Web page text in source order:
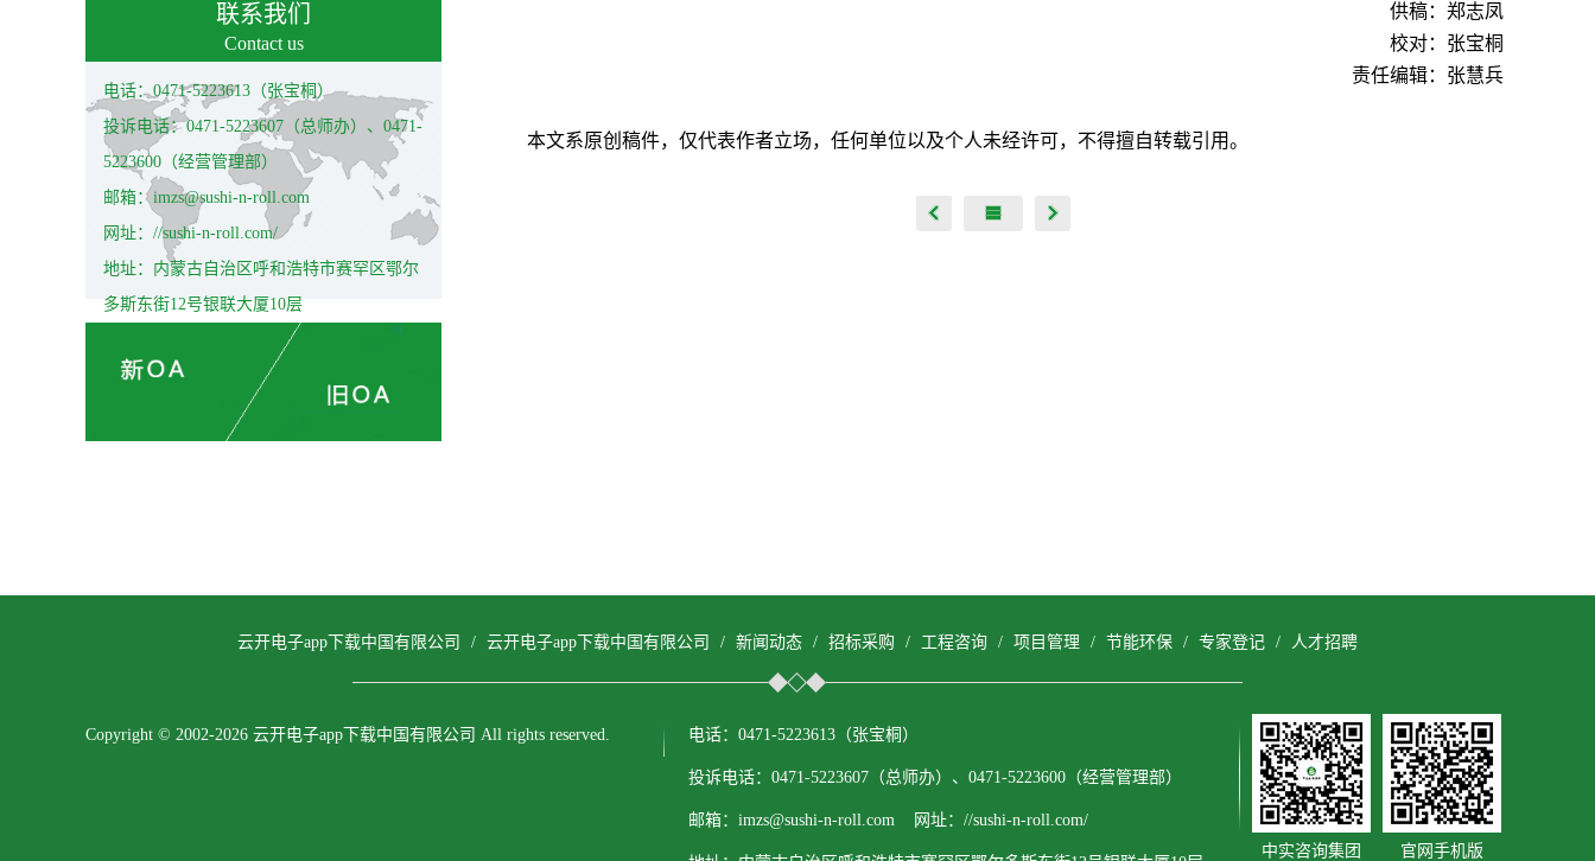
联系我们
Contact us
电话：0471-5223613（张宝桐）
投诉电话：0471-5223607（总师办）、0471-
5223600（经营管理部）
邮箱：imzs@sushi-n-roll.com
网址：//sushi-n-roll.com/
地址：内蒙古自治区呼和浩特市赛罕区鄂尔
多斯东街12号银联大厦10层
供稿：郑志凤
校对：张宝桐
责任编辑：张慧兵
本文系原创稿件，仅代表作者立场，任何单位以及个人未经许可，不得擅自转载引用。
云开电子app下载中国有限公司 / 云开电子app下载中国有限公司 / 新闻动态 / 招标采购 / 工程咨询 / 项目管理 / 节能环保 / 专家登记 / 人才招聘
Copyright © 2002-2026 云开电子app下载中国有限公司 All rights reserved. 电话：0471-5223613（张宝桐）
投诉电话：0471-5223607（总师办）、0471-5223600（经营管理部）
邮箱：imzs@sushi-n-roll.com 网址：//sushi-n-roll.com/
中实咨询集团 官网手机版